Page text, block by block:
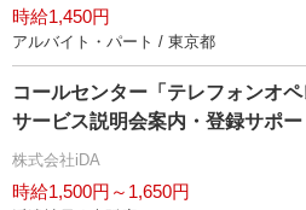
時給1,450円
アルバイト・パート / 東京都
コールセンター「テレフォンオ
サービス説明会案内・登録サポ
株式会社iDA
時給1,500円～1,650円